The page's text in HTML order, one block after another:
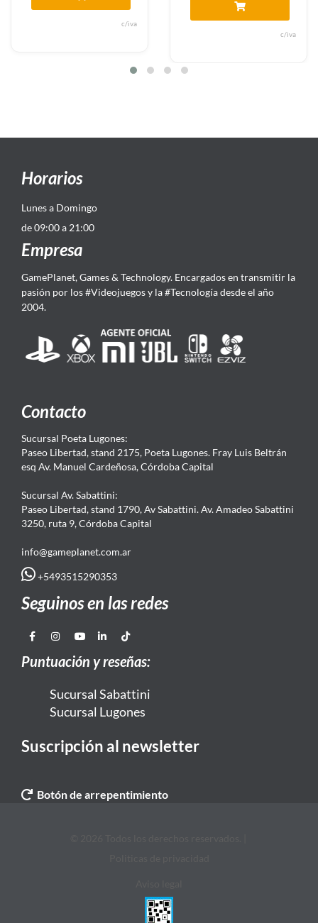
Horarios
Lunes a Domingo
de 09:00 a 21:00
Empresa
GamePlanet, Games & Technology. Encargados en transmitir la
pasión por los #Videojuegos y la #Tecnología desde el año
2004.
Contacto
Sucursal Poeta Lugones:
Paseo Libertad, stand 2175, Poeta Lugones. Fray Luis Beltrán
esq Av. Manuel Cardeñosa, Córdoba Capital
Sucursal Av. Sabattini:
Paseo Libertad, stand 1790, Av Sabattini. Av. Amadeo Sabattini
3250, ruta 9, Córdoba Capital
info@gameplanet.com.ar
+5493515290353
Seguinos en las redes
Puntuación y reseñas:
Sucursal Sabattini
Sucursal Lugones
Suscripción al newsletter
Botón de arrepentimiento